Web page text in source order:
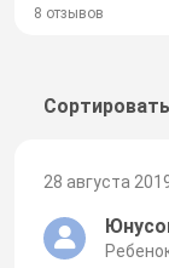
8 отзывов
28 августа